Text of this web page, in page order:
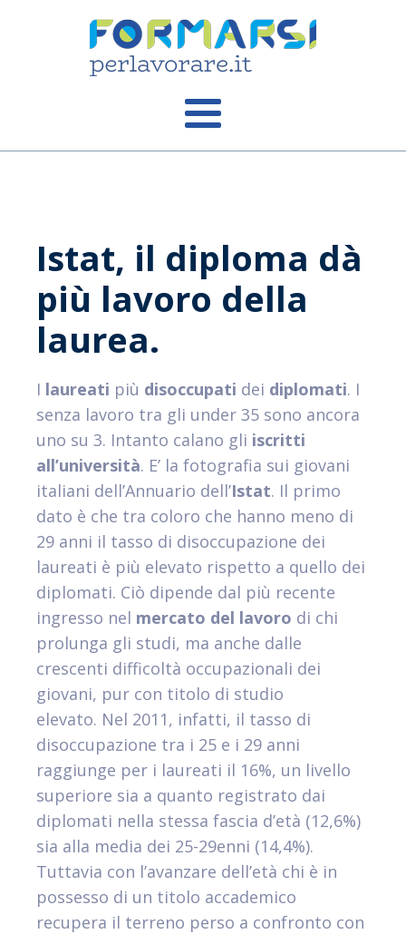
Istat, il diploma dà
più lavoro della
laurea.
I laureati più disoccupati dei diplomati. I
senza lavoro tra gli under 35 sono ancora
uno su 3. Intanto calano gli iscritti
all’università. E’ la fotografia sui giovani
italiani dell’Annuario dell’Istat. Il primo
dato è che tra coloro che hanno meno di
29 anni il tasso di disoccupazione dei
laureati è più elevato rispetto a quello dei
diplomati. Ciò dipende dal più recente
ingresso nel mercato del lavoro di chi
prolunga gli studi, ma anche dalle
crescenti difficoltà occupazionali dei
giovani, pur con titolo di studio
elevato. Nel 2011, infatti, il tasso di
disoccupazione tra i 25 e i 29 anni
raggiunge per i laureati il 16%, un livello
superiore sia a quanto registrato dai
diplomati nella stessa fascia d’età (12,6%)
sia alla media dei 25-29enni (14,4%).
Tuttavia con l’avanzare dell’età chi è in
possesso di un titolo accademico
recupera il terreno perso a confronto con